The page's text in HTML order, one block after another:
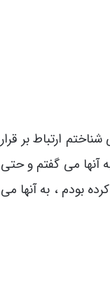
ارتباط بر قرار
آنها می گفتم و حتی
بودم ، به آنها می